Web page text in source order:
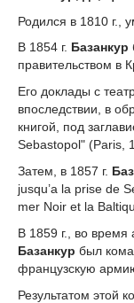
Родился в 1810 г.,
В 1854 г. Базанкур
правительством в
Его доклады с
впоследствии, в
книгой, под
Sebastopol" (Paris,
Затем, в 1857 г.
jusqu’a la prise de
mer Noir et la
В 1859 г., во время
Базанкур был
французскую
Результатом этой